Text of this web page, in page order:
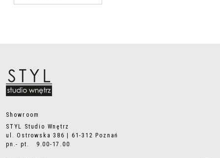
Showroom
STYL Studio Wnętrz
ul. Ostrowska 386 | 61-312 Poznań
pn.- pt. 9.00-17.00